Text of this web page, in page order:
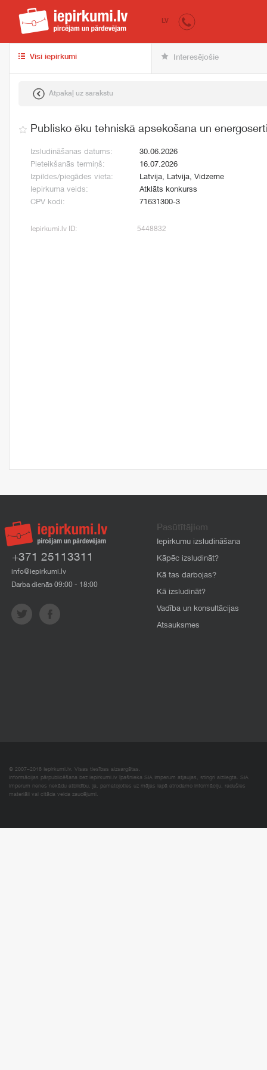
iepirkumi.lv
LV
Visi iepirkumi Interesējošie
Atpakaļ uz sarakstu
Publisko ēku tehniskā apsekošana un
Izsludināšanas datums:
30.06.2026
Pieteikšanās termiņš:
16.07.2026
Izpildes/piegādes vieta:
Latvija, Latvija, Vidzeme
Iepirkuma veids:
Atklāts konkurss
CPV kodi:
71631300-3
Iepirkumi.lv ID: 5448832
+371 25113311
info@iepirkumi.lv
Darba dienās 09:00 - 18:00
Pasūtītājiem
Iepirkumu izsludināšana
Kāpēc izsludināt?
Kā tas darbojas?
Kā izsludināt?
Vadība un konsultācijas
Atsauksmes
© 2007–2018 Iepirkumi.lv. Visas tiesības aizsargātas.
Informācijas pārpublicēšana bez iepirkumi.lv īpašnieka SIA Imperum atļaujas, stingri aizliegta. SIA
Imperum nenes nekādu atbildību, ja, pamatojoties uz mājas lapā atrodamo informāciju, radušies
materiāli vai citāda veida zaudējumi.